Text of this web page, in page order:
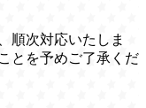
順次対応いたしま
とを予めご了承くだ